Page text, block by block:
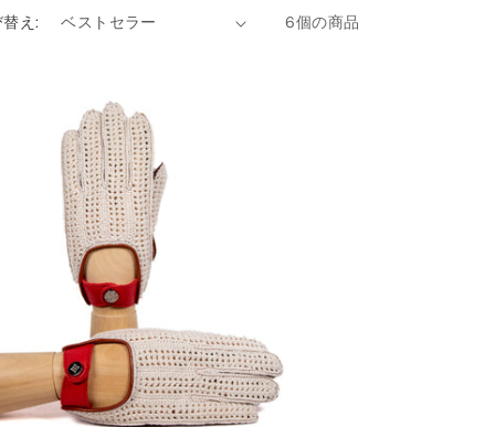
え: 6個の商品